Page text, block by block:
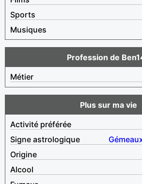
Sports
Musiques
Profession de
Métier
Plus sur ma vie
Activité préférée
Signe astrologique
Origine
Alcool